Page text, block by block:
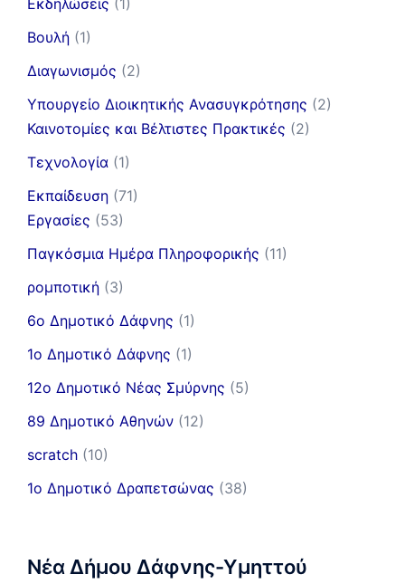
Βουλή (1)
Διαγωνισμός (2)
Υπουργείο Διοικητικής Ανασυγκρότησης (2)
Καινοτομίες και Βέλτιστες Πρακτικές (2)
Τεχνολογία (1)
Εκπαίδευση (71)
Εργασίες (53)
Παγκόσμια Ημέρα Πληροφορικής (11)
ρομποτική (3)
6ο Δημοτικό Δάφνης (1)
1ο Δημοτικό Δάφνης (1)
12ο Δημοτικό Νέας Σμύρνης (5)
89 Δημοτικό Αθηνών (12)
scratch (10)
1ο Δημοτικό Δραπετσώνας (38)
Νέα Δήμου Δάφνης-Υμηττού